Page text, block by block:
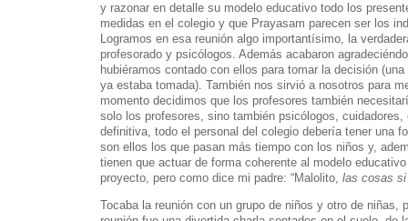
y razonar en detalle su modelo educativo todo los
medidas en el colegio y que Prayasam parecen ser los
Logramos en esa reunión algo importantísimo, la
profesorado y psicólogos. Además acabaron
hubiéramos contado con ellos para tomar la decisión
ya estaba tomada). También nos sirvió a nosotros para
momento decidimos que los profesores también
solo los profesores, sino también psicólogos,
definitiva, todo el personal del colegio debería tener una
son ellos los que pasan más tiempo con los niños y,
tienen que actuar de forma coherente al modelo
proyecto, pero como dice mi padre: “Malolito, las cosas
Tocaba la reunión con un grupo de niños y otro de niñas,